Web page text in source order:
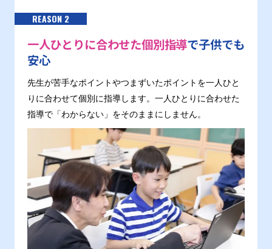
REASON 2
一人ひとりに合わせた個別指導で子供でも
安心
先生が苦手なポイントやつまずいたポイントを一人ひと
りに合わせて個別に指導します。一人ひとりに合わせた
指導で「わからない」をそのままにしません。